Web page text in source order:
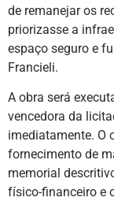
de remanejar os
priorizasse a
espaço seguro e
Francieli.
A obra será
vencedora da
imediatamente. O
fornecimento de
memorial
físico-financeiro e